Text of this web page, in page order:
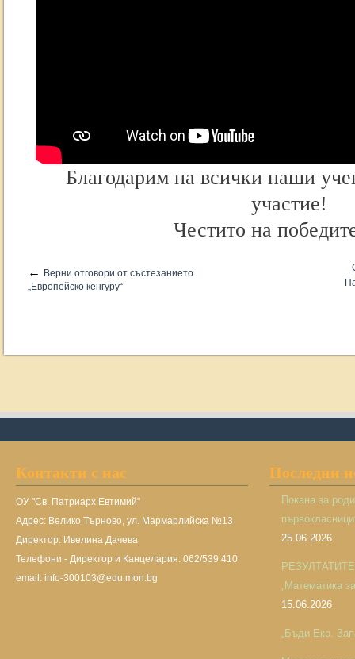
Благодарим на всички наши
участие!
Честито на
←
Верни отговори от състезанието
„Европейско кенгуру“
Контакти с нас
ОУ "Св. Патриарх Евтимий"
Адрес: Велико Търново, ул. Мармарлийска №13
Директор: Ивелина Дачева
Телефони - Директор и Канцелария: 062/539 410
email: info-300103@edu.mon.bg
Последни
Покана за
25.06.2026
РЕЗУЛТАТИТЕ
„Математика
15.06.2026
„Бъди Еко.